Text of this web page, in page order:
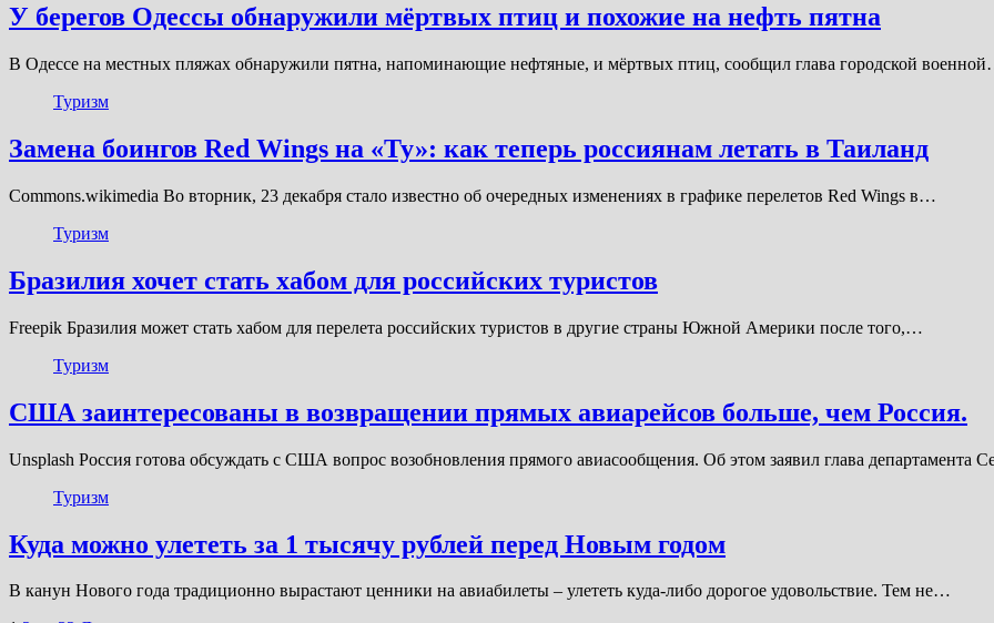
У берегов Одессы обнаружили мёртвых птиц и похожие на нефть пятна
В Одессе на местных пляжах обнаружили пятна, напоминающие нефтяные, и мёртвых птиц, сообщил глава городской
Туризм
Замена боингов Red Wings на «Ту»: как теперь россиянам летать в Таиланд
Commons.wikimedia Во вторник, 23 декабря стало известно об очередных изменениях в графике перелетов Red Wings в…
Туризм
Бразилия хочет стать хабом для российских туристов
Freepik Бразилия может стать хабом для перелета российских туристов в другие страны Южной Америки после того,…
Туризм
США заинтересованы в возвращении прямых авиарейсов больше, чем Россия.
Unsplash Россия готова обсуждать с США вопрос возобновления прямого авиасообщения. Об этом заявил глава департамента
Туризм
Куда можно улететь за 1 тысячу рублей перед Новым годом
В канун Нового года традиционно вырастают ценники на авиабилеты – улететь куда-либо дорогое удовольствие. Тем не…